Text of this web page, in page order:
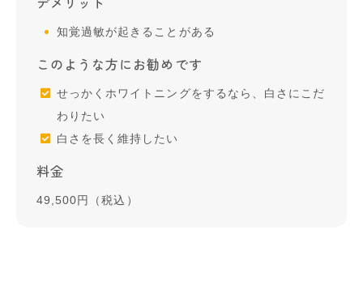
知覚過敏が起きることがある
このような方にお勧めです
せっかくホワイトニングをするなら、白さにこだ
わりたい
白さを長く維持したい
料金
49,500円（税込）